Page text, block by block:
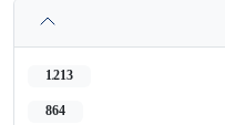
1,213
864